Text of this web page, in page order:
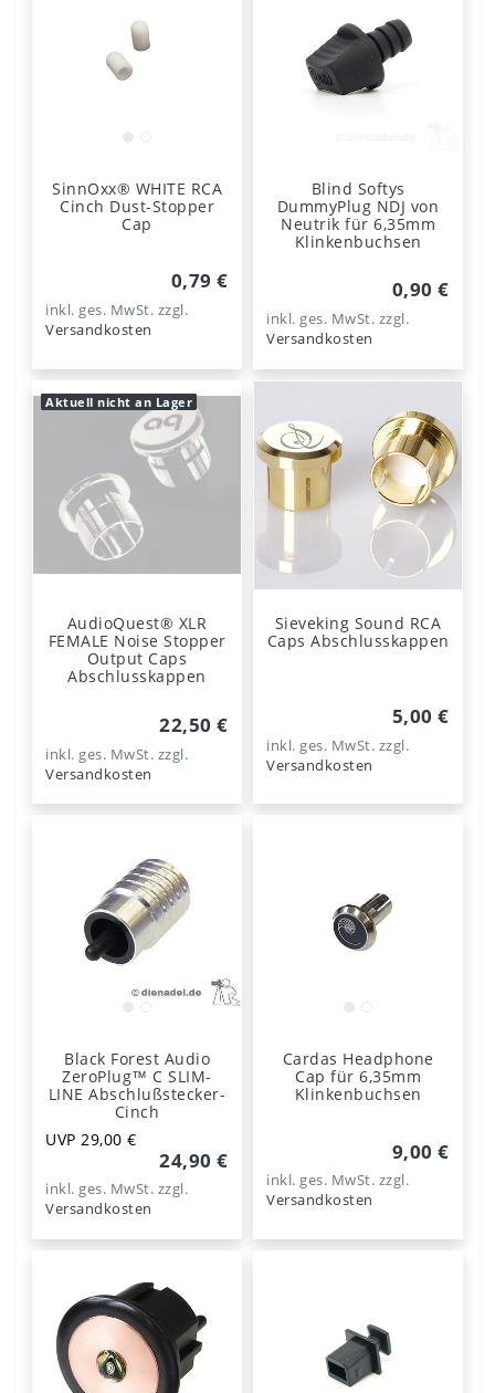
SinnOxx® WHITE RCA
Cinch Dust-Stopper
Cap
0,79 €
inkl. ges. MwSt. zzgl.
Versandkosten
Blind Softys
DummyPlug NDJ von
Neutrik für 6,35mm
Klinkenbuchsen
0,90 €
inkl. ges. MwSt. zzgl.
Versandkosten
Aktuell nicht an Lager
AudioQuest® XLR
FEMALE Noise Stopper
Output Caps
Abschlusskappen
22,50 €
inkl. ges. MwSt. zzgl.
Versandkosten
Sieveking Sound RCA
Caps Abschlusskappen
5,00 €
inkl. ges. MwSt. zzgl.
Versandkosten
Black Forest Audio
ZeroPlug™ C SLIM-
LINE Abschlußstecker-
Cinch
UVP 29,00 €
24,90 €
inkl. ges. MwSt. zzgl.
Versandkosten
Cardas Headphone
Cap für 6,35mm
Klinkenbuchsen
9,00 €
inkl. ges. MwSt. zzgl.
Versandkosten